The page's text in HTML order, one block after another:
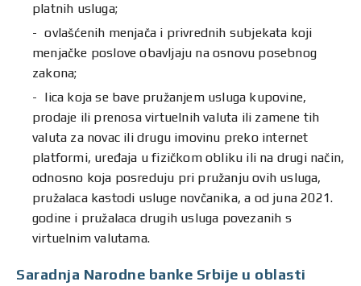
platnih usluga;
ovlašćenih menjača i privrednih subjekata koji
menjačke poslove obavljaju na osnovu posebnog
zakona;
lica koja se bave pružanjem usluga kupovine,
prodaje ili prenosa virtuelnih valuta ili zamene tih
valuta za novac ili drugu imovinu preko internet
platformi, uređaja u fizičkom obliku ili na drugi način,
odnosno koja posreduju pri pružanju ovih usluga,
pružalaca kastodi usluge novčanika, a od juna 2021.
godine i pružalaca drugih usluga povezanih s
virtuelnim valutama.
Saradnja Narodne banke Srbije u oblasti